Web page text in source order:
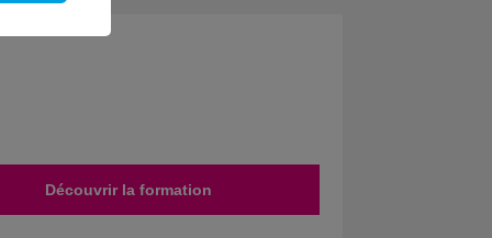
Découvrir la formation